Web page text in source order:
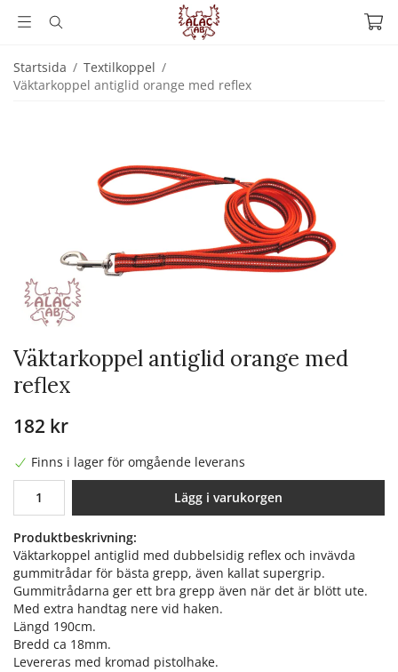
Startsida / Textilkoppel /
Väktarkoppel antiglid orange med reflex
Väktarkoppel antiglid orange med
reflex
182 kr
Finns i lager för omgående leverans
Lägg i varukorgen
Produktbeskrivning:
Väktarkoppel antiglid med dubbelsidig reflex och invävda
gummitrådar för bästa grepp, även kallat supergrip.
Gummitrådarna ger ett bra grepp även när det är blött ute.
Med extra handtag nere vid haken.
Längd 190cm.
Bredd ca 18mm.
Levereras med kromad pistolhake.